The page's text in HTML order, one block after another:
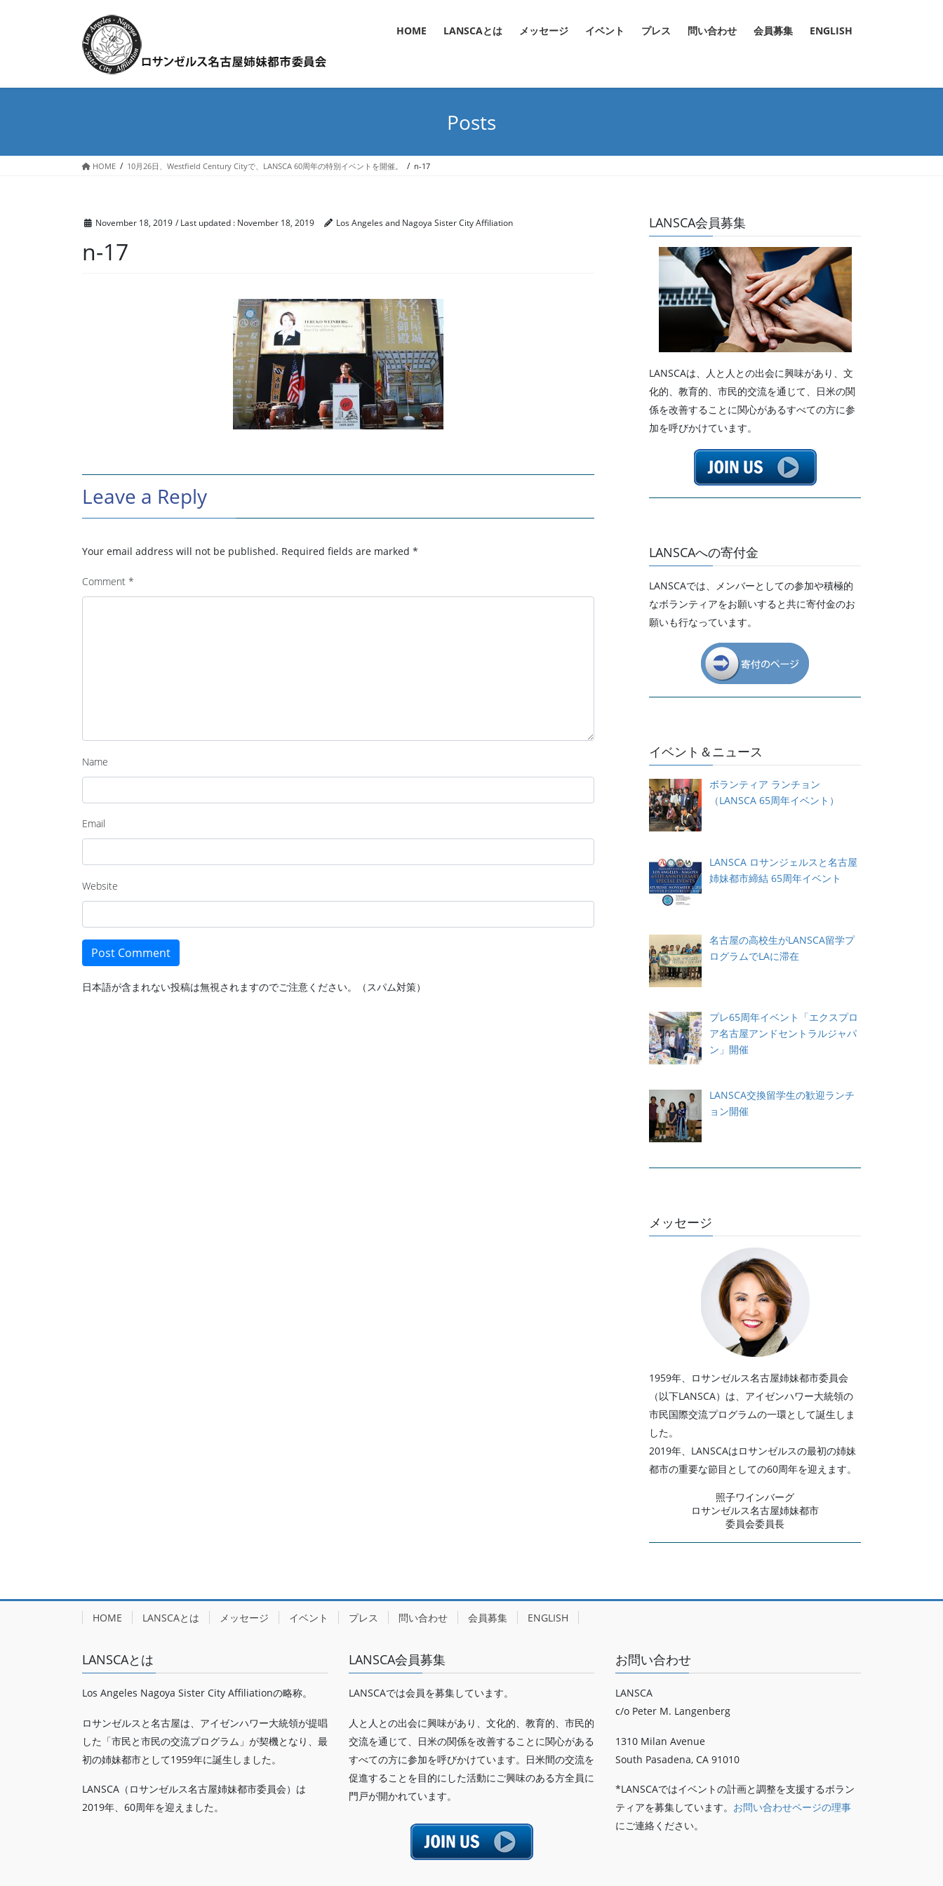
HOME LANSCAとは メッセージ イベント プレス 問い合わせ 会員募集 ENGLISH
Posts
HOME 10月26日、Westfield Century Cityで、LANSCA 60周年の特別イベントを開催。 n-17
November 18, 2019 / Last updated : November 18, 2019 Los Angeles and Nagoya Sister City Affiliation
n-17
Leave a Reply
Your email address will not be published. Required fields are marked *
Comment *
Name
Email
Website
日本語が含まれない投稿は無視されますのでご注意ください。（スパム対策）
LANSCA会員募集
LANSCAは、人と人との出会に興味があり、文
化的、教育的、市民的交流を通じて、日米の関
係を改善することに関心があるすべての方に参
加を呼びかけています。
LANSCAへの寄付金
LANSCAでは、メンバーとしての参加や積極的
なボランティアをお願いすると共に寄付金のお
願いも行なっています。
イベント＆ニュース
ボランティア ランチョン
（LANSCA 65周年イベント）
LANSCA ロサンジェルスと名古屋
姉妹都市締結 65周年イベント
名古屋の高校生がLANSCA留学プ
ログラムでLAに滞在
プレ65周年イベント「エクスプロ
ア名古屋アンドセントラルジャパ
ン」開催
LANSCA交換留学生の歓迎ランチ
ョン開催
メッセージ
1959年、ロサンゼルス名古屋姉妹都市委員会
（以下LANSCA）は、アイゼンハワー大統領の
市民国際交流プログラムの一環として誕生しま
した。
2019年、LANSCAはロサンゼルスの最初の姉妹
都市の重要な節目としての60周年を迎えます。
照子ワインバーグ
ロサンゼルス名古屋姉妹都市
委員会委員長
HOME LANSCAとは メッセージ イベント プレス 問い合わせ 会員募集 ENGLISH
LANSCAとは
Los Angeles Nagoya Sister City Affiliationの略称。
ロサンゼルスと名古屋は、アイゼンハワー大統領が提唱
した「市民と市民の交流プログラム」が契機となり、最
初の姉妹都市として1959年に誕生しました。
LANSCA（ロサンゼルス名古屋姉妹都市委員会）は
2019年、60周年を迎えました。
LANSCA会員募集
LANSCAでは会員を募集しています。
人と人との出会に興味があり、文化的、教育的、市民的
交流を通じて、日米の関係を改善することに関心がある
すべての方に参加を呼びかけています。日米間の交流を
促進することを目的にした活動にご興味のある方全員に
門戸が開かれています。
お問い合わせ
LANSCA
c/o Peter M. Langenberg
1310 Milan Avenue
South Pasadena, CA 91010
*LANSCAではイベントの計画と調整を支援するボラン
ティアを募集しています。 お問い合わせページの理事
にご連絡ください。